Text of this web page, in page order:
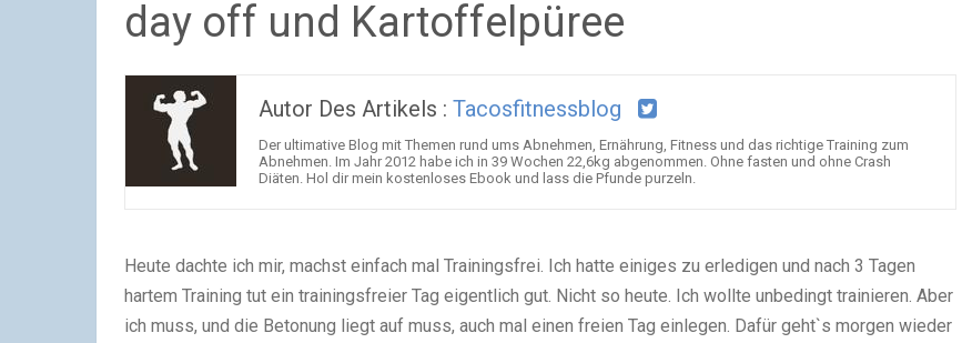
day off und Kartoffelpüree
Autor Des Artikels : Tacosfitnessblog
Der ultimative Blog mit Themen rund ums Abnehmen, Ernährung, Fitness und das richtige Training zum
Abnehmen. Im Jahr 2012 habe ich in 39 Wochen 22,6kg abgenommen. Ohne fasten und ohne Crash
Diäten. Hol dir mein kostenloses Ebook und lass die Pfunde purzeln.
Heute dachte ich mir, machst einfach mal Trainingsfrei. Ich hatte einiges zu erledigen und nach 3 Tagen
hartem Training tut ein trainingsfreier Tag eigentlich gut. Nicht so heute. Ich wollte unbedingt trainieren. Aber
ich muss, und die Betonung liegt auf muss, auch mal einen freien Tag einlegen. Dafür geht`s morgen wieder